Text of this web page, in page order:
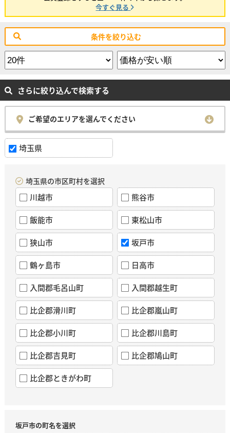
今すぐ見る
条件を絞り込む
さらに絞り込んで検索する
ご希望のエリアを選んでください
埼玉県
埼玉県の市区町村を選択
川越市 熊谷市
飯能市 東松山市
狭山市 坂戸市
鶴ヶ島市 日高市
入間郡毛呂山町 入間郡越生町
比企郡滑川町 比企郡嵐山町
比企郡小川町 比企郡川島町
比企郡吉見町 比企郡鳩山町
比企郡ときがわ町
坂戸市の町名を選択